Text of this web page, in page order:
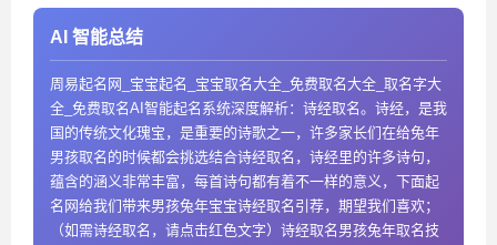
AI 智能总结
周易起名网_宝宝起名_宝宝取名大全_免费取名大全_取名字大
全_免费取名AI智能起名系统深度解析：诗经取名。诗经，是我
国的传统文化瑰宝，是重要的诗歌之一，许多家长们在给兔年
男孩取名的时候都会挑选结合诗经取名，诗经里的许多诗句，
蕴含的涵义非常丰富，每首诗句都有着不一样的意义，下面起
名网给我们带来男孩兔年宝宝诗经取名引荐，期望我们喜欢；
（如需诗经取名，请点击红色文字）诗经取名男孩兔年取名技